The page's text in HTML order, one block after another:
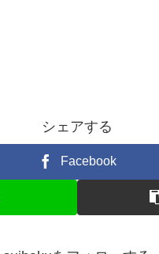
シェアする
Facebook